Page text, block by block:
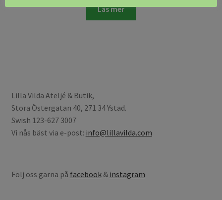
Läs mer
Lilla Vilda Ateljé & Butik,
Stora Östergatan 40, 271 34 Ystad.
Swish 123-627 3007
Vi nås bäst via e-post: info@lillavilda.com
Följ oss gärna på facebook& instagram